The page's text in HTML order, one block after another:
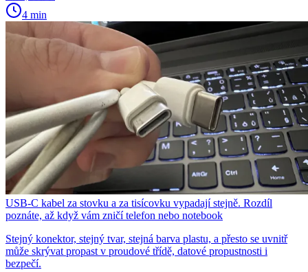
4 min
USB-C kabel za stovku a za tisícovku vypadají stejně. Rozdíl
poznáte, až když vám zničí telefon nebo notebook
Stejný konektor, stejný tvar, stejná barva plastu, a přesto se uvnitř
může skrývat propast v proudové třídě, datové propustnosti i
bezpečí.